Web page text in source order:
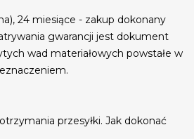
24 miesiące - zakup dokonany
gwarancji jest dokument
wad materiałowych powstałe w
przesyłki. Jak dokonać